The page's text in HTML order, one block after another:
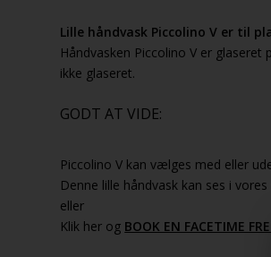
Lille håndvask Piccolino V er til
Håndvasken Piccolino V er
ikke glaseret.
GODT AT VIDE:
Piccolino V kan vælges med eller
Denne lille håndvask kan ses i
eller
Klik her og BOOK EN FACETIME